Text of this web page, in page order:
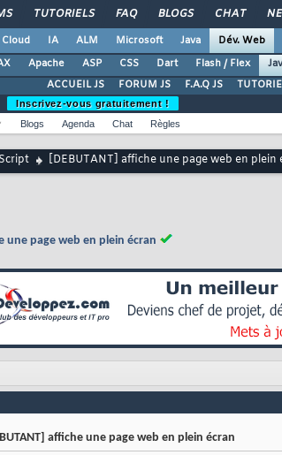
TUTORIELS FAQ BLOGS CHAT
Cloud IA ALM Microsoft Java Dév. Web
Apache ASP CSS Dart Flash / Flex
ACCUEIL JS
FORUM JS F.A.Q JS
Inscrivez-vous gratuitement !
Blogs Agenda Chat Règles
[DEBUTANT] affiche une page web en plein
une page web en plein écran
affiche une page web en plein écran